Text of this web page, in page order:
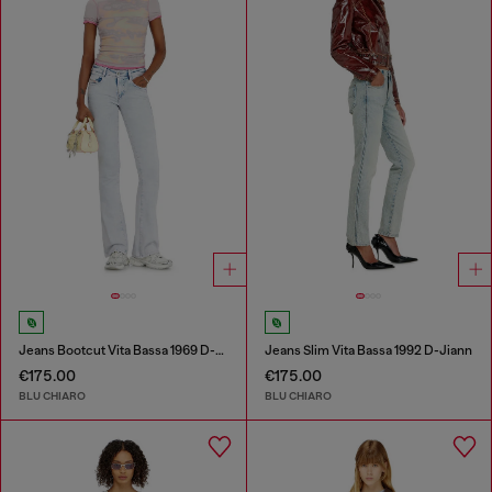
Jeans Bootcut Vita Bassa 1969 D-Ebbey
€175.00
BLU CHIARO
Jeans Slim Vita Bassa 1992 D-Jiann
€175.00
BLU CHIARO